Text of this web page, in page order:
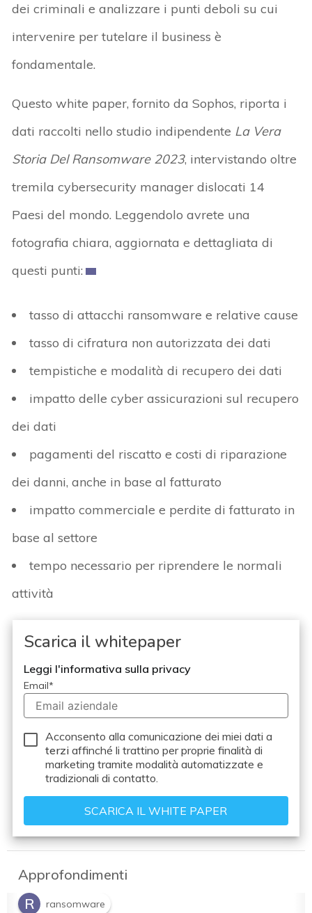
dei criminali e analizzare i punti deboli su cui
intervenire per tutelare il business è
fondamentale.
Questo white paper, fornito da Sophos, riporta i
dati raccolti nello studio indipendente La Vera
Storia Del Ransomware 2023, intervistando oltre
tremila cybersecurity manager dislocati 14
Paesi del mondo. Leggendolo avrete una
fotografia chiara, aggiornata e dettagliata di
questi punti:
tasso di attacchi ransomware e relative cause
tasso di cifratura non autorizzata dei dati
tempistiche e modalità di recupero dei dati
impatto delle cyber assicurazioni sul recupero
dei dati
pagamenti del riscatto e costi di riparazione
dei danni, anche in base al fatturato
impatto commerciale e perdite di fatturato in
base al settore
tempo necessario per riprendere le normali
attività
Scarica il whitepaper
Leggi l'informativa sulla privacy
Email*
Acconsento alla comunicazione dei miei dati a
terzi affinché li trattino per proprie finalità di
marketing tramite modalità automatizzate e
tradizionali di contatto.
Approfondimenti
R
ransomware